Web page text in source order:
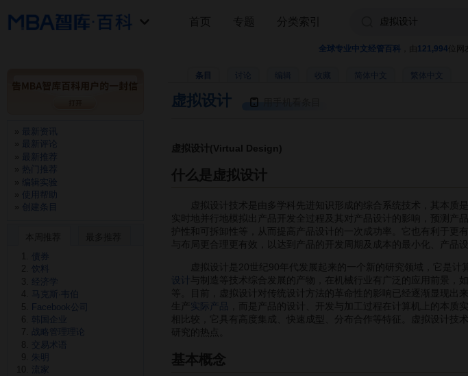
全球专业中文经管百科 121,994 位
条目 收藏
虚拟设计
虚拟设计(Virtual Design)
什么是虚拟设计
虚拟设计技术是由多学科先进知识形成的综合系统技术，其本质是
实时地并行地模拟出产品开发全过程及其对产品设计的影响，预测产
护性和可拆卸性等，从而提高产品设计的一次成功率。它也有利于更
与布局更合理更有效，以达到产品的开发周期及成本的最小化、产品
虚拟设计是20世纪90年代发展起来的一个新的研究领域，它是计算
设计 与制造等技术综合发展的产物，在机械行业有广泛的应用前景，如
等。目前，虚拟设计对传统设计方法的革命性的影响已经逐渐显现出
生产 实际产品 ，而是产品的设计、开发与加工过程在计算机上的本质
相比较，它具有高度集成、快速成型、分布合作等特征。虚拟设计技
研究的热点。
基本概念
首页 专题 分类索引
最新资讯
最新评论
最新推荐
热门推荐
编辑实验
使用帮助
创建条目
债券
饮料
经济学
马克斯·韦伯
Facebook公司
韩国企业
战略管理理论
交易术语
朱明
流家